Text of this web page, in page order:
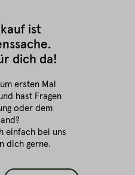
ist
dich da!
ersten Mal
hast Fragen
oder dem
einfach bei uns
dich gerne.